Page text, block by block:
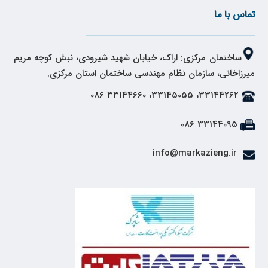
تماس با ما
ساختمان مرکزی: اراک، خیابان شهید شیرودی، نبش کوچه مریم
میرزاخانی، سازمان نظام مهندسی ساختمان استان مرکزی.
33144262، 33145055، 33144660 086
33144095 086